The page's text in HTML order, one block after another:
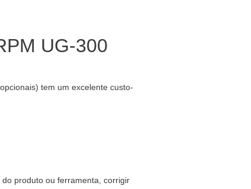
UG-300
tem um excelente custo-
produto ou ferramenta, corrigir